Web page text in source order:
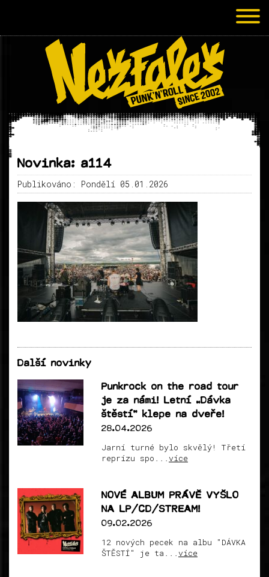
Novinka: a114
Publikováno: Pondělí 05.01.2026
Další novinky
Punkrock on the road tour
je za námi! Letní „Dávka
štěstí“ klepe na dveře!
28.04.2026
Jarní turné bylo skvělý! Třetí
reprízu spo...více
NOVÉ ALBUM PRÁVĚ VYŠLO
NA LP/CD/STREAM!
09.02.2026
12 nových pecek na albu "DÁVKA
ŠTĚSTÍ" je ta...více